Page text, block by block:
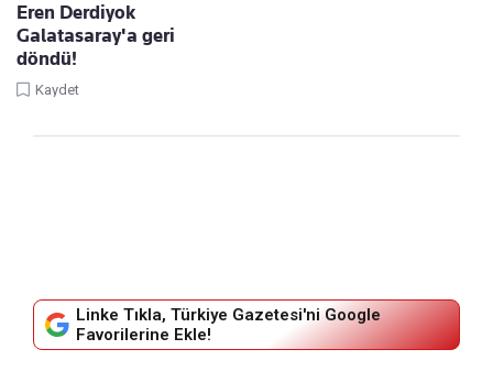
Eren Derdiyok
Galatasaray'a geri
döndü!
Kaydet
Linke Tıkla, Türkiye Gazetesi'ni Google
Favorilerine Ekle!